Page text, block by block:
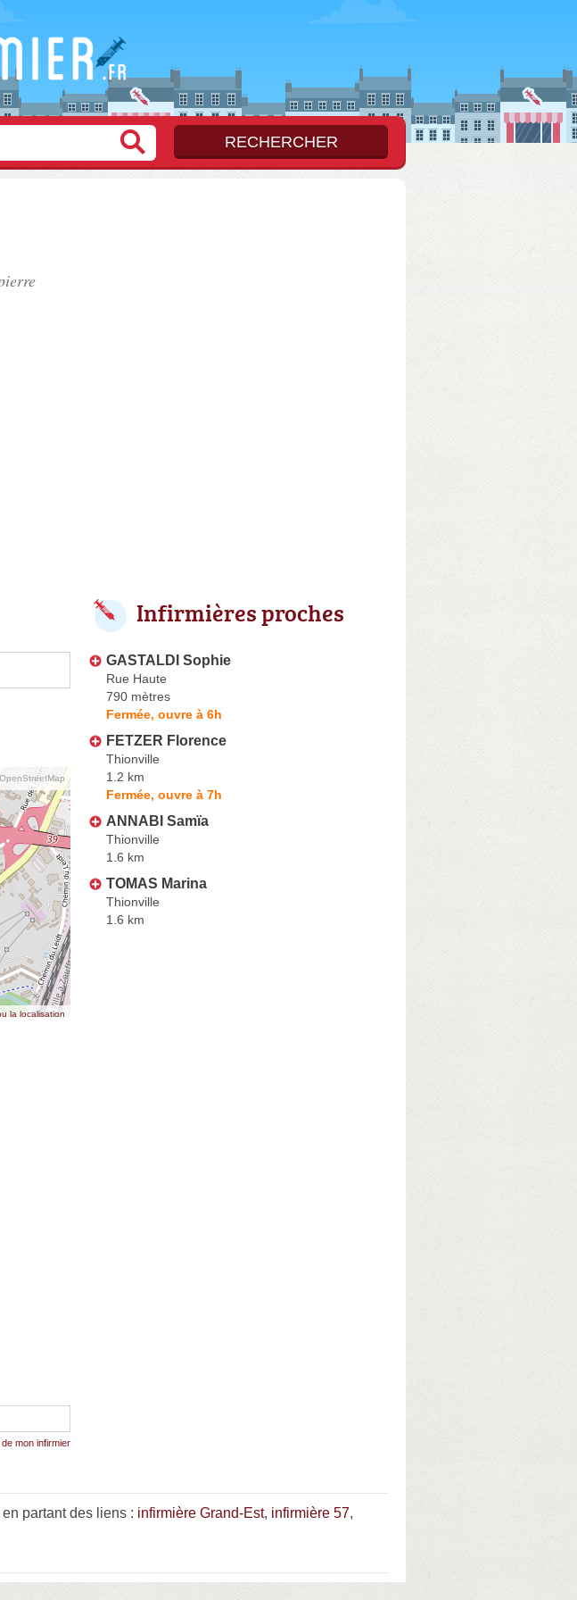
la localisation
mon infirmier
Infirmières proches
GASTALDI Sophie
Rue Haute
790 mètres
Fermée, ouvre à 6h
FETZER Florence
Thionville
1.2 km
Fermée, ouvre à 7h
ANNABI Samïa
Thionville
1.6 km
TOMAS Marina
Thionville
1.6 km
partant des liens : infirmière Grand-Est, infirmière 57,